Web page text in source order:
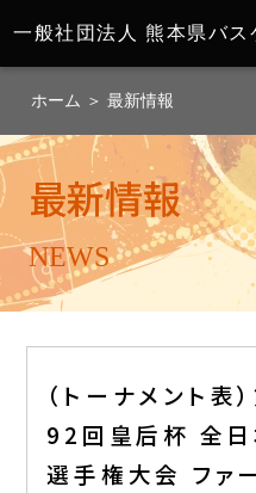
一般社団法人 熊本県バス
ホーム ＞ 最新情報
最新情報
NEWS
（トーナメント表
92回皇后杯 全日
選手権大会 ファ